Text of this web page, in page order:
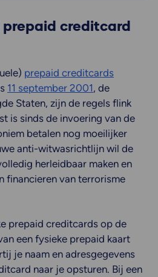
prepaid creditcard
prepaid creditcards
11 september 2001, de
Staten, zijn de regels flink
is sinds de invoering van de
betalen nog moeilijker
anti-witwasrichtlijn wil de
herleidbaar maken en
financieren van terrorisme
prepaid creditcards op de
een fysieke prepaid kaart
je naam en adresgegevens
naar je opsturen. Bij een